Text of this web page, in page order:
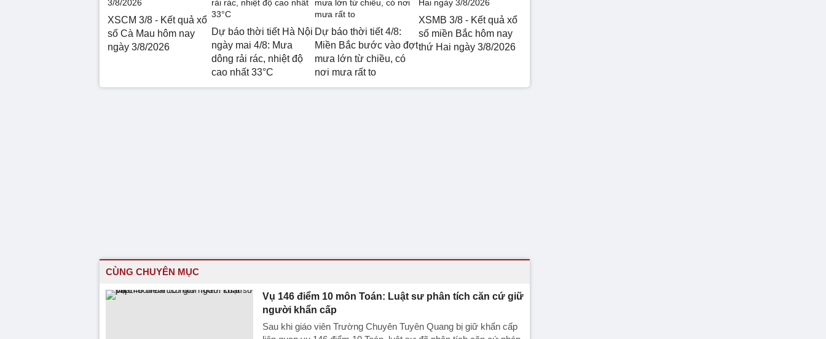
XSCM 3/8 - Kết quả xổ
số Cà Mau hôm nay
ngày 3/8/2026
Dự báo thời tiết Hà Nội
ngày mai 4/8: Mưa
dông rải rác, nhiệt độ
cao nhất 33°C
Dự báo thời tiết 4/8:
Miền Bắc bước vào đợt
mưa lớn từ chiều, có
nơi mưa rất to
XSMB 3/8 - Kết quả xổ
số miền Bắc hôm nay
thứ Hai ngày 3/8/2026
CÙNG CHUYÊN MỤC
Vụ 146 điểm 10 môn Toán: Luật sư phân tích căn cứ giữ
người khẩn cấp
Sau khi giáo viên Trường Chuyên Tuyên Quang bị giữ khẩn cấp